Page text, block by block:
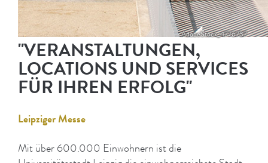
AdobeStock_4776737
"VERANSTALTUNGEN,
LOCATIONS UND SERVICES
FÜR IHREN ERFOLG"
Leipziger Messe
Mit über 600.000 Einwohnern ist die